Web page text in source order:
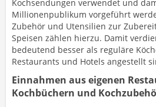
Kochsendungen verwendet und
Millionenpublikum vorgeführt
Zubehör und Utensilien zur
Speisen zählen hierzu. Damit
bedeutend besser als reguläre
Restaurants und Hotels angestellt
Einnahmen aus eigenen
Kochbüchern und